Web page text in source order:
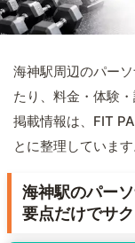
海神駅周辺のパー
たり、料金・体験
掲載情報は、FIT
とに整理しています
海神駅のパー
要点だけでサ